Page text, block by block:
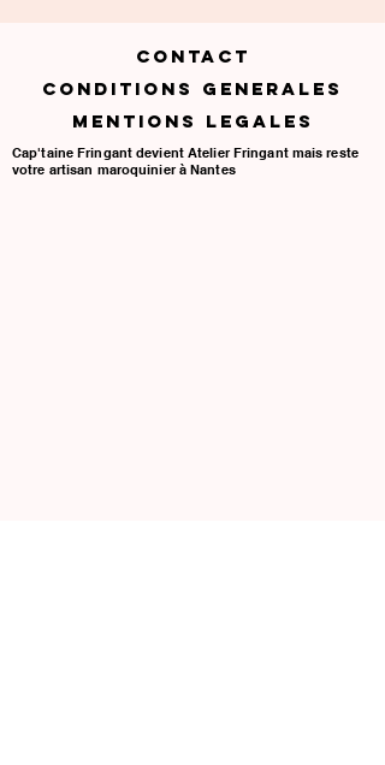
véritable, Personnalisé, Personnalisation,
Fabrication traditionnelle, Made in
fleur, Fabrication française, Portefeuille,
pochette cuir.
CONTACT
CONDITIONS GENERALES
MENTIONS LEGALES
Cap'taine Fringant devient Atelier Fringant mais reste
votre artisan maroquinier à Nantes